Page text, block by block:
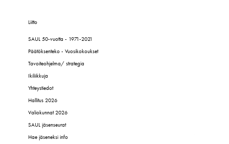
Liitto
SAUL 50-vuotta - 1971-2021
Päätöksenteko - Vuosikokoukset
Tavoiteohjelma/ strategia
Ikiliikkuja
Yhteystiedot
Hallitus 2026
Valiokunnat 2026
SAUL jäsenseurat
Hae jäseneksi info